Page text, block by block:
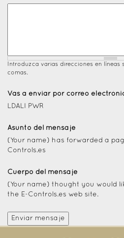
Introduzca varias direcciones en líneas
comas.
Vas a enviar por correo
LDALI PWR
Asunto del mensaje
(Your name) has forwarded a
Controls.es
Cuerpo del mensaje
(Your name) thought you would
the E-Controls.es web site.